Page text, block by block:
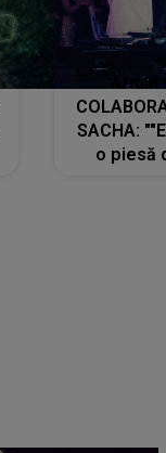
SACHA:
o piesă